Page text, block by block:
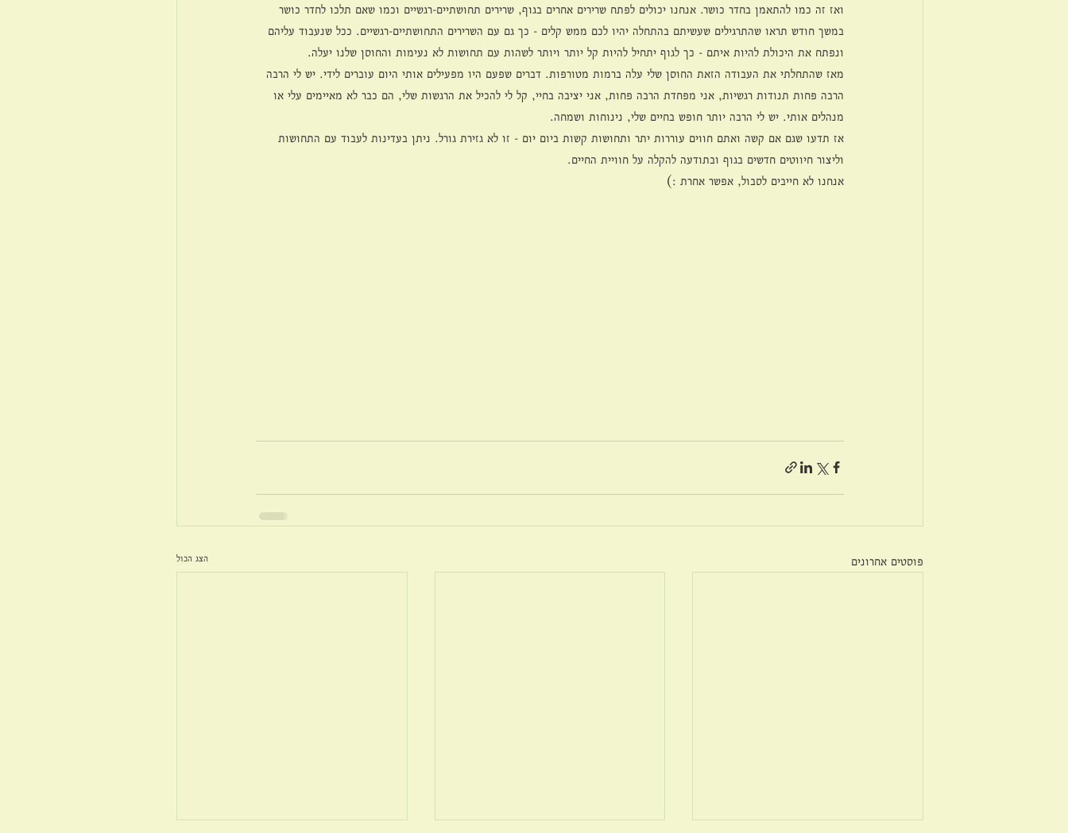
ואז זה כמו להתאמן בחדר כושר. אנחנו יכולים לפתח שרירים אחרים בגוף, שרירים תחושתיים-רגשיים וכמו שאם תלכו לחדר כושר
במשך חודש תראו שהתרגילים שעשיתם בהתחלה יהיו לכם ממש קלים - כך גם עם השרירים התחושתיים-רגשיים. ככל שנעבוד עליהם
ונפתח את היכולת להיות איתם - כך לגוף יתחיל להיות קל יותר ויותר לשהות עם תחושות לא נעימות והחוסן שלנו יעלה.
מאז שהתחלתי את העבודה הזאת החוסן שלי עלה ברמות מטורפות. דברים שפעם היו מפעילים אותי היום עוברים לידי. יש לי הרבה
הרבה פחות תנודות רגשיות, אני מפחדת הרבה פחות, אני יציבה בחיי, קל לי להכיל את הרגשות שלי, הם כבר לא מאיימים עלי או
מנהלים אותי. יש לי הרבה יותר חופש בחיים שלי, נינוחות ושמחה.
אז תדעו שגם אם קשה ואתם חווים עוררות יתר ותחושות קשות ביום יום - זו לא גזירת גורל. ניתן בעדינות לעבוד עם התחושות
וליצור חיווטים חדשים בגוף ובתודעה להקלה על חוויית החיים.
אנחנו לא חייבים לסבול, אפשר אחרת :)
פוסטים אחרונים הצג הכול